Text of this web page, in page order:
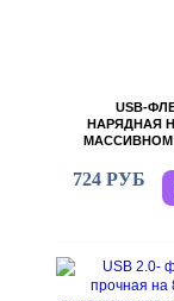
USB-
НАРЯДНАЯ
МАССИВНОМ
724 РУБ